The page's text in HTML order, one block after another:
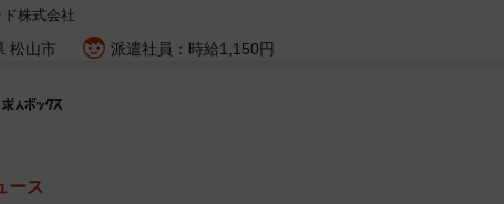
を使用して、訴えられた事例はあるのでしょうか
るべきであるにも関わらず使用しなかった、すなわち適切な
株式会社
松山市 派遣社員：時給1,150円
ース